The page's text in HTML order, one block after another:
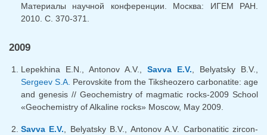
Материалы научной конференции. Москва: ИГЕМ РАН.
2010. С. 370-371.
2009
Lepekhina E.N., Antonov A.V., Savva E.V., Belyatsky B.V.,
Sergeev S.A. Perovskite from the Tiksheozero carbonatite: age
and genesis // Geochemistry of magmatic rocks-2009 School
«Geochemistry of Alkaline rocks» Moscow, May 2009.
Savva E.V., Belyatsky B.V., Antonov A.V. Carbonatitic zircon-